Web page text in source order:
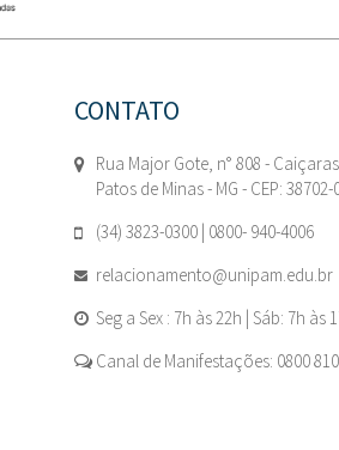
CONTATO
Rua Major Gote, n° 808 - Caiçaras
Patos de Minas - MG - CEP: 38702-
(34) 3823-0300 | 0800- 940-4006
relacionamento@unipam.edu.br
Seg a Sex : 7h às 22h | Sáb: 7h às
Canal de Manifestações: 0800